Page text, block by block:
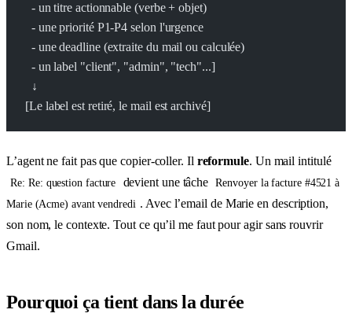
  - un titre actionnable (verbe + objet)
  - une priorité P1-P4 selon l'urgence
  - une deadline (extraite du mail ou calculée)
  - un label "client", "admin", "tech"...]
  ↓
[Le label est retiré, le mail est archivé]
L’agent ne fait pas que copier-coller. Il reformule. Un mail intitulé
Re: Re: question facture devient une tâche
Renvoyer la facture #4521 à
Marie (Acme) avant vendredi . Avec l’email de Marie en description,
son nom, le contexte. Tout ce qu’il me faut pour agir sans rouvrir
Gmail.
Pourquoi ça tient dans la durée